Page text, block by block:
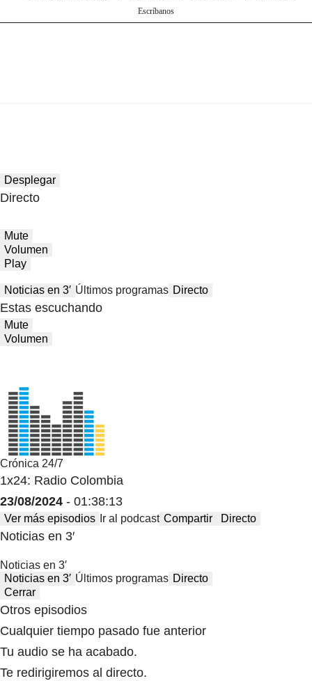
Escríbanos
Desplegar
Directo
Mute
Volumen
Play
Noticias en 3′ Últimos programas Directo
Estas escuchando
Mute
Volumen
Crónica 24/7
1x24: Radio Colombia
23/08/2024 - 01:38:13
Ver más episodios Ir al podcast Compartir Directo
Noticias en 3′
Noticias en 3′
Noticias en 3′ Últimos programas Directo
Cerrar
Otros episodios
Cualquier tiempo pasado fue anterior
Tu audio se ha acabado.
Te redirigiremos al directo.